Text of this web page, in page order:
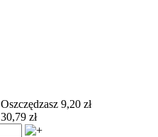
Oszczędzasz 9,20 zł
30,79 zł